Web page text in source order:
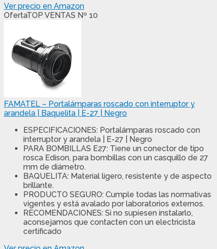
Ver precio en Amazon
OfertaTOP VENTAS Nº 10
FAMATEL – Portalámparas roscado con interruptor y
arandela | Baquelita | E-27 | Negro
ESPECIFICACIONES: Portalámparas roscado con
interruptor y arandela | E-27 | Negro
PARA BOMBILLAS E27: Tiene un conector de tipo
rosca Edison, para bombillas con un casquillo de 27
mm de diámetro.
BAQUELITA: Material ligero, resistente y de aspecto
brillante.
PRODUCTO SEGURO: Cumple todas las normativas
vigentes y está avalado por laboratorios externos.
RECOMENDACIONES: Si no supiesen instalarlo,
aconsejamos que contacten con un electricista
certificado